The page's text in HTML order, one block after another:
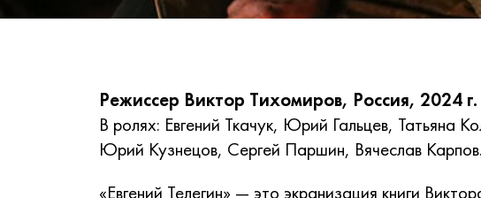
Режиссер Виктор Тихомиров, Россия, 2024 г.
В ролях: Евгений Ткачук, Юрий Гальцев, Татьяна
Юрий Кузнецов, Сергей Паршин, Вячеслав Карпов.
«Евгений Телегин» — это экранизация книги